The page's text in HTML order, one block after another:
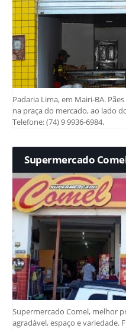
Padaria Lima, em Mairi-BA.
na praça do mercado, ao lado
Telefone: (74) 9 9936-6984.
Supermercado
Supermercado Comel, melhor
agradável, espaço e variedade.